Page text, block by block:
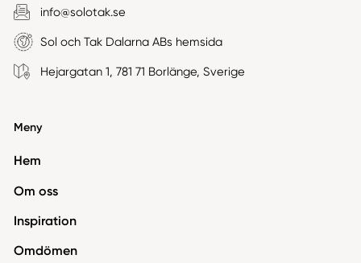
info@solotak.se
Sol och Tak Dalarna ABs hemsida
Hejargatan 1, 781 71 Borlänge, Sverige
Meny
Hem
Om oss
Inspiration
Omdömen